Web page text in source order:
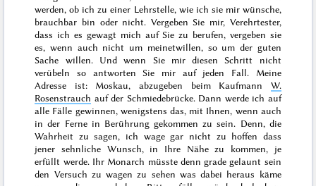
werden, ob ich zu einer Lehrstelle, wie ich sie mir wünsche,
brauchbar bin oder nicht. Vergeben Sie mir, Verehrtester,
dass ich es gewagt mich auf Sie zu berufen, vergeben sie
es, wenn auch nicht um meinetwillen, so um der guten
Sache willen. Und wenn Sie mir diesen Schritt nicht
verübeln so antworten Sie mir auf jeden Fall. Meine
Adresse ist: Moskau, abzugeben beim Kaufmann W.
Rosenstrauch auf der Schmiedebrücke. Dann werde ich auf
alle Fälle gewinnen, wenigstens das, mit Ihnen, wenn auch
in der Ferne in Berührung gekommen zu sein. Denn, die
Wahrheit zu sagen, ich wage gar nicht zu hoffen dass
jener sehnliche Wunsch, in Ihre Nähe zu kommen, je
erfüllt werde. Ihr Monarch müsste denn grade gelaunt sein
den Versuch zu wagen zu sehen was dabei heraus käme